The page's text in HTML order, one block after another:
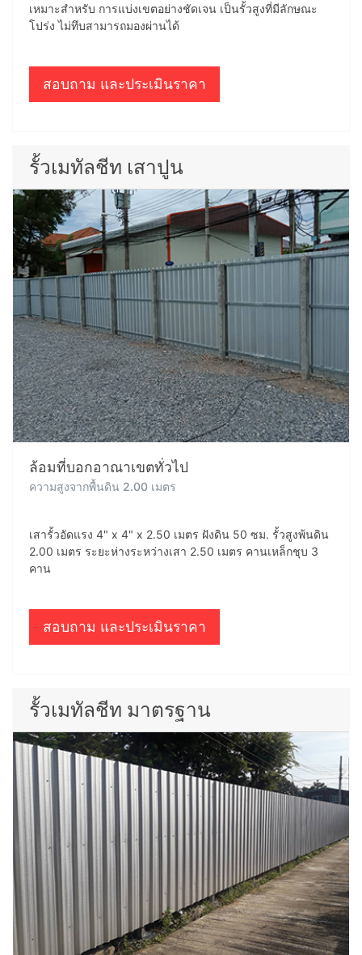
เหมาะสำหรับ การแบ่งเขตอย่างชัดเจน เป็นรั้วสูงที่มีลักษณะ
โปร่ง ไม่ทึบสามารถมองผ่านได้
สอบถาม และประเมินราคา
รั้วเมทัลชีท เสาปูน
ล้อมที่บอกอาณาเขตทั่วไป
ความสูงจากพื้นดิน 2.00 เมตร
เสารั้วอัดแรง 4" x 4" x 2.50 เมตร ฝังดิน 50 ซม. รั้วสูงพ้นดิน
2.00 เมตร ระยะห่างระหว่างเสา 2.50 เมตร คานเหล็กชุบ 3
คาน
สอบถาม และประเมินราคา
รั้วเมทัลชีท มาตรฐาน